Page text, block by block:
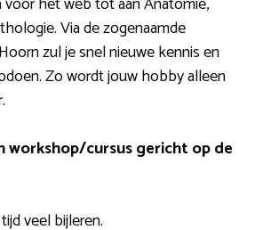
Via de zogenaamde
zul je snel nieuwe kennis en
Zo wordt jouw hobby alleen
workshop/cursus gericht op de
veel bijleren.